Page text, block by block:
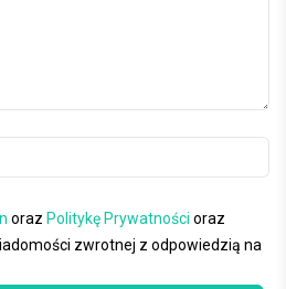
oraz Politykę Prywatności oraz
zwrotnej z odpowiedzią na